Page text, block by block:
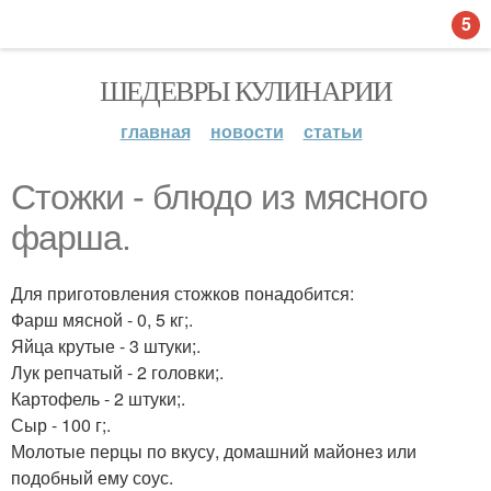
ШЕДЕВРЫ КУЛИНАРИИ
главная новости статьи
Стожки - блюдо из мясного
фарша.
Для приготовления стожков понадобится:
Фарш мясной - 0, 5 кг;.
Яйца крутые - 3 штуки;.
Лук репчатый - 2 головки;.
Картофель - 2 штуки;.
Сыр - 100 г;.
Молотые перцы по вкусу, домашний майонез или
подобный ему соус.
5